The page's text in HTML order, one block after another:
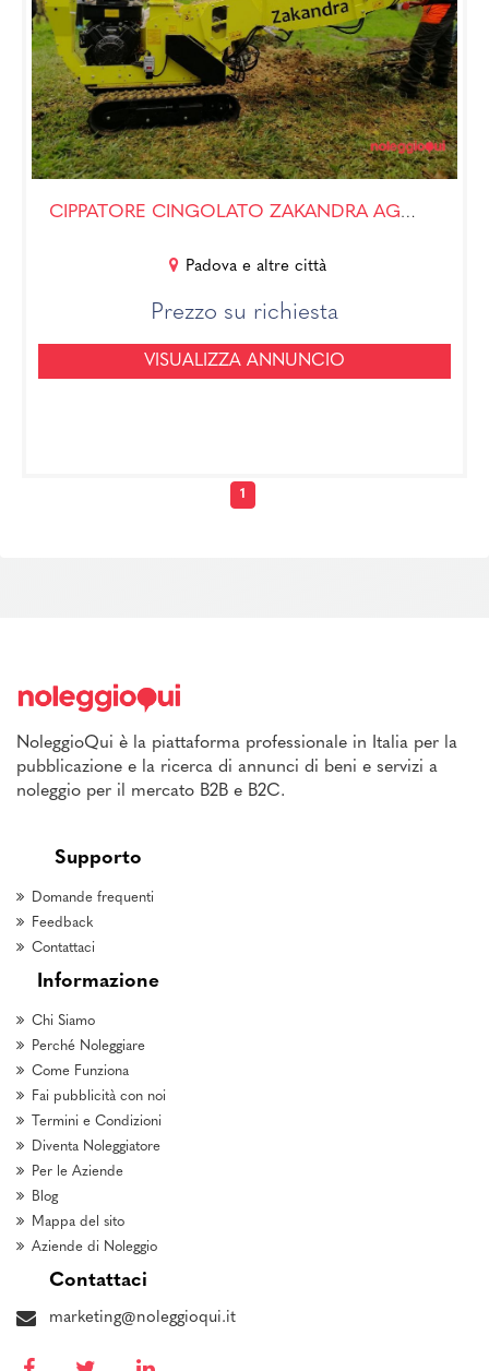
CIPPATORE CINGOLATO ZAKANDRA AGRINOVA
Padova e altre città
Prezzo su richiesta
VISUALIZZA ANNUNCIO
1
NoleggioQui è la piattaforma professionale in Italia per la
pubblicazione e la ricerca di annunci di beni e servizi a
noleggio per il mercato B2B e B2C.
Supporto
Domande frequenti
Feedback
Contattaci
Informazione
Chi Siamo
Perché Noleggiare
Come Funziona
Fai pubblicità con noi
Termini e Condizioni
Diventa Noleggiatore
Per le Aziende
Blog
Mappa del sito
Aziende di Noleggio
Contattaci
marketing@noleggioqui.it